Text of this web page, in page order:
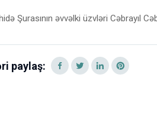
Şurasının əvvəlki üzvləri Cəbrayıl
paylaş: